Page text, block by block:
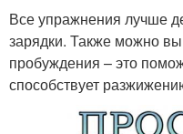
Все упражнения лучше
зарядки. Также можно
пробуждения – это
способствует